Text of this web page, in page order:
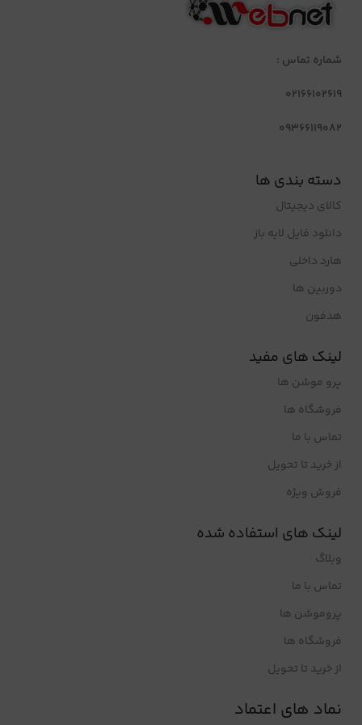
شماره تماس :
02166102619
09366119082
دسته بندی ها
کالای دیجیتال
دانلود فایل لایه باز
هارد داخلی
دوربین ها
هدفون
لینک های مفید
پرو موشن ها
فروشگاه ها
تماس با ما
از خرید تا تحویل
فروش ویژه
لینک های استفاده شده
وبلاگ
تماس با ما
پروموشن ها
فروشگاه ها
از خرید تا تحویل
نماد های اعتماد